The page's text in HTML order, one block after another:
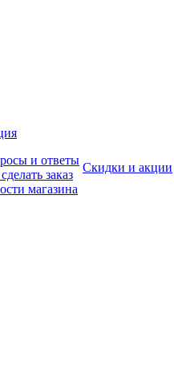
и ответы
заказ
магазина
Скидки и акции